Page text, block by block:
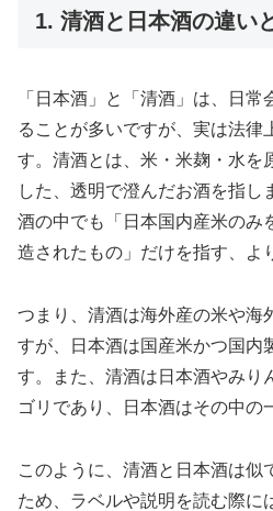
1. 清酒と日本酒の違い
「日本酒」と「清酒」は、日
ることが多いですが、実は法律
す。清酒とは、米・米麹・水を
した、透明で澄んだお酒を指し
酒の中でも「日本国内産米のみ
造されたもの」だけを指す、よ
つまり、清酒は海外産の米や海
すが、日本酒は国産米かつ国内
す。また、清酒は日本酒やみり
ゴリであり、日本酒はその中の
このように、清酒と日本酒は似
ため、ラベルや説明を読む際に